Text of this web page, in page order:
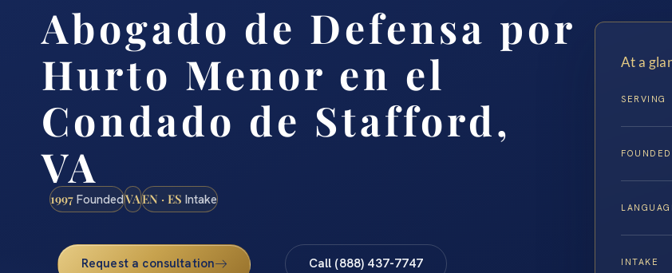
Abogado de Defensa por
Hurto Menor en el
Condado de Stafford,
VA
1997 FoundedVAEN · ES Intake
Request a consultation Call (888) 437-7747
At a
SERVING
FOUNDED
INTAKE